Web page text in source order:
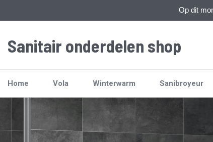
Op dit
Sanitair onderdelen shop
Home Vola Winterwarm Sanibroyeur